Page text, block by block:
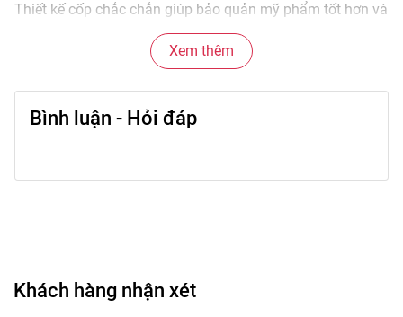
Thiết kế cốp chắc chắn giúp bảo quản mỹ phẩm tốt hơn và
hạn chế tình trạng thất lạc hoặc hư hỏng khi di chuyển.
Đây là vật dụng tiện lợi cho cả việc sử dụng hằng ngày
hoặc mang theo khi đi làm, đi du lịch hay trang điểm
chuyên nghiệp.
• Thiết kế nhiều ngăn giúp sắp xếp mỹ phẩm gọn gàng.
Xem thêm
Bình luận - Hỏi đáp
Khách hàng nhận xét